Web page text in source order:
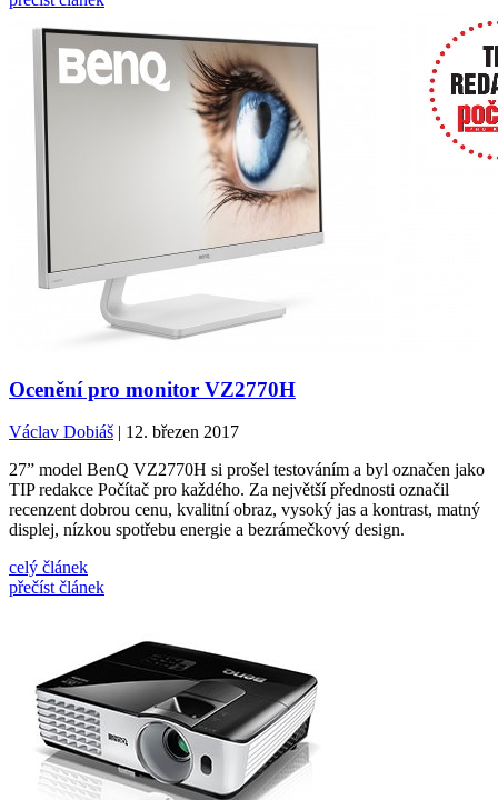
Ocenění pro monitor VZ2770H
Václav Dobiáš | 12. březen 2017
27” model BenQ VZ2770H si prošel testováním a byl označen jako
TIP redakce Počítač pro každého. Za největší přednosti označil
recenzent dobrou cenu, kvalitní obraz, vysoký jas a kontrast, matný
displej, nízkou spotřebu energie a bezrámečkový design.
celý článek
přečíst článek